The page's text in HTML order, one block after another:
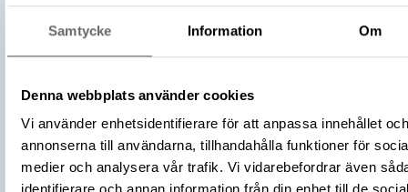
Samtycke Information Om
Denna webbplats använder cookies
Vi använder enhetsidentifierare för att anpassa innehållet och
annonserna till användarna, tillhandahålla funktioner för
medier och analysera vår trafik. Vi vidarebefordrar även
Kategori
Religion och kult
Material
Ek
Antal
1
Datering
1100 – 1250